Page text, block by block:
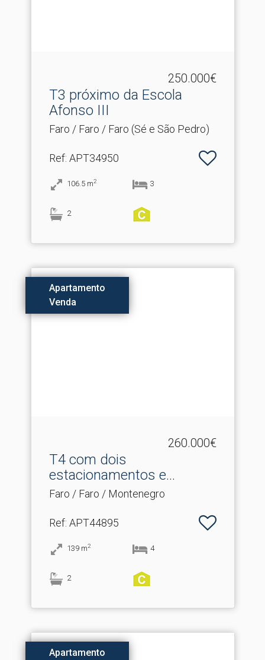
250.000€
T3 próximo da Escola
Afonso III
Faro / Faro / Faro (Sé e São Pedro)
Ref: APT34950
106.5 m2 3
2
Apartamento
Venda
260.000€
T4 com dois
estacionamentos e
arrecadação
Faro / Faro / Montenegro
Ref: APT44895
139 m2 4
2
Apartamento